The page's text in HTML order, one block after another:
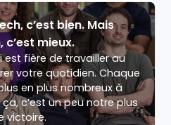
c’est bien. Mais
c’est mieux.
est fière de travailler au
votre quotidien. Chaque
en plus nombreux à
ça, c’est un peu notre plus
victoire.